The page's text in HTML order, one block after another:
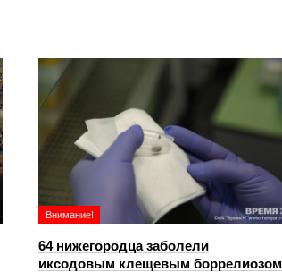
Внимание!
64 нижегородца заболели
иксодовым клещевым боррелиозом